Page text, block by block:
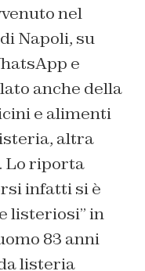
nel
Napoli, su
e
anche della
e alimenti
altra
Lo riporta
infatti si è
listeriosi” in
83 anni
listeria